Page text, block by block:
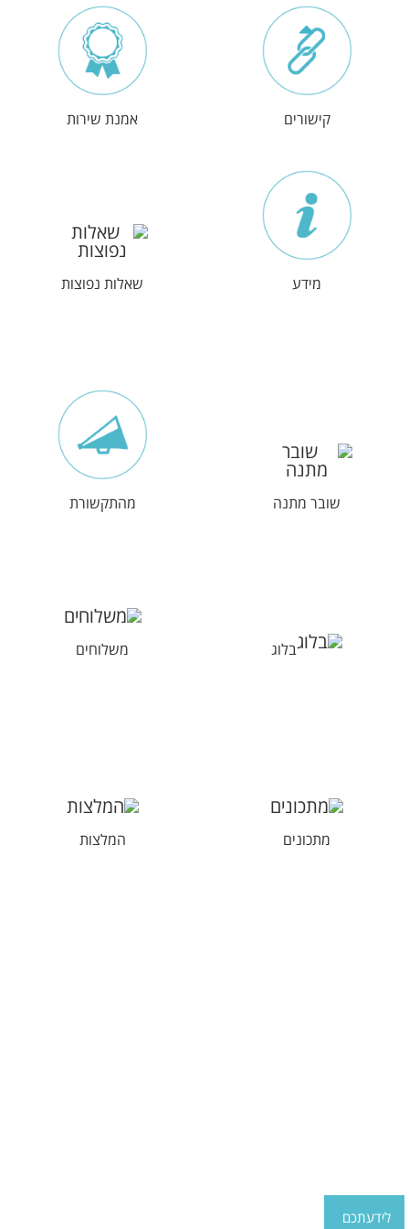
קישורים אמנת שירות
מידע שאלות נפוצות
שובר מתנה מהתקשורת
בלוג משלוחים
מתכונים המלצות
לידעתכם